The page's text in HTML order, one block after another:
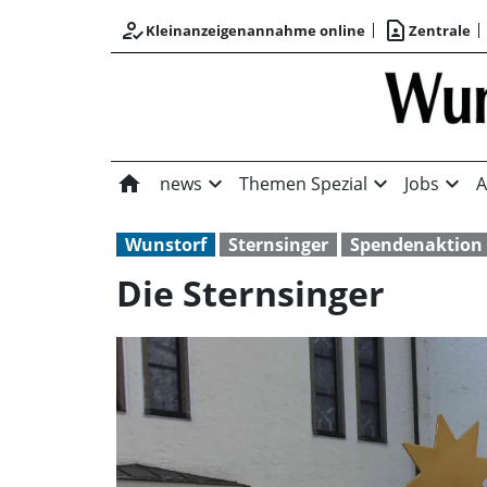
how_to_regKleinanzeigenannahme online contact_page Zentrale
home news expand_more Themen Spezial expand_more Jobs expand_more
Wunstorf Sternsinger Spendenaktion
Die Sternsinger